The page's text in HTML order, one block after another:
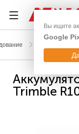
Trimble
Вы ищите
Google
Да